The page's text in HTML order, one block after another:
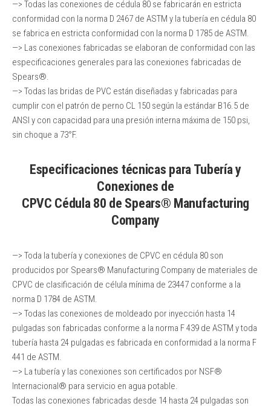
—> Todas las conexiones de cédula 80 se fabricarán en estricta
conformidad con la norma D 2467 de ASTM y la tubería en cédula 80
se fabrica en estricta conformidad con la norma D 1785 de ASTM.
—> Las conexiones fabricadas se elaboran de conformidad con las
especificaciones generales para las conexiones fabricadas de
Spears®.
—> Todas las bridas de PVC están diseñadas y fabricadas para
cumplir con el patrón de perno CL 150 según la estándar B16.5 de
ANSI y con capacidad para una presión interna máxima de 150 psi,
sin choque a 73°F.
Especificaciones técnicas para Tubería y
Conexiones de
CPVC Cédula 80 de Spears® Manufacturing
Company
—> Toda la tubería y conexiones de CPVC en cédula 80 son
producidos por Spears® Manufacturing Company de materiales de
CPVC de clasificación de célula mínima de 23447 conforme a la
norma D 1784 de ASTM.
—> Todas las conexiones de moldeado por inyección hasta 14
pulgadas son fabricadas conforme a la norma F 439 de ASTM y toda
tubería hasta 24 pulgadas es fabricada en conformidad a la norma F
441 de ASTM.
—> La tubería y las conexiones son certificados por NSF®
Internacional® para servicio en agua potable.
Todas las conexiones fabricadas desde 14 hasta 24 pulgadas son